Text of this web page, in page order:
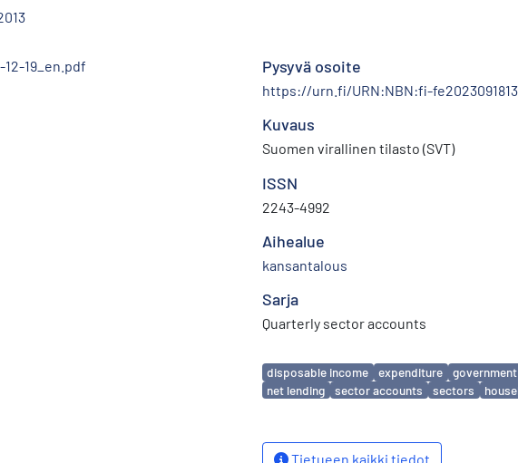
12-19_en.pdf Pysyvä osoite
https://urn.fi/URN:NBN:fi-
Kuvaus
Suomen virallinen tilasto (SVT)
ISSN
2243-4992
Aihealue
kansantalous
Sarja
Quarterly sector accounts
Avainsanat
disposable income expenditure
net lending
sector accounts sectors
Tietueen kaikki tiedot